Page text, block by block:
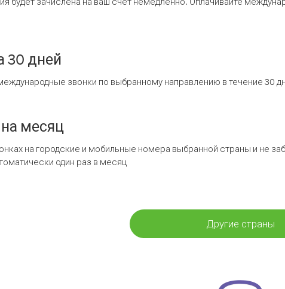
30 дней
звонки по выбранному направлению в течение 30
месяц
на городские и мобильные номера выбранной страны и не
один раз в месяц
Другие страны